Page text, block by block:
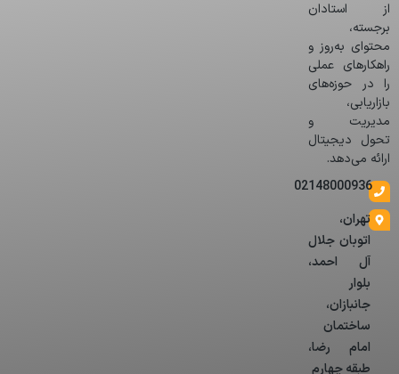
از استادان
برجسته،
محتوای به‌روز و
راهکارهای عملی
را در حوزه‌های
بازاریابی،
مدیریت و
تحول دیجیتال
ارائه می‌دهد.
02148000936
تهران،
اتوبان جلال
آل احمد،
بلوار
جانبازان،
ساختمان
امام رضا،
طبقه چهارم